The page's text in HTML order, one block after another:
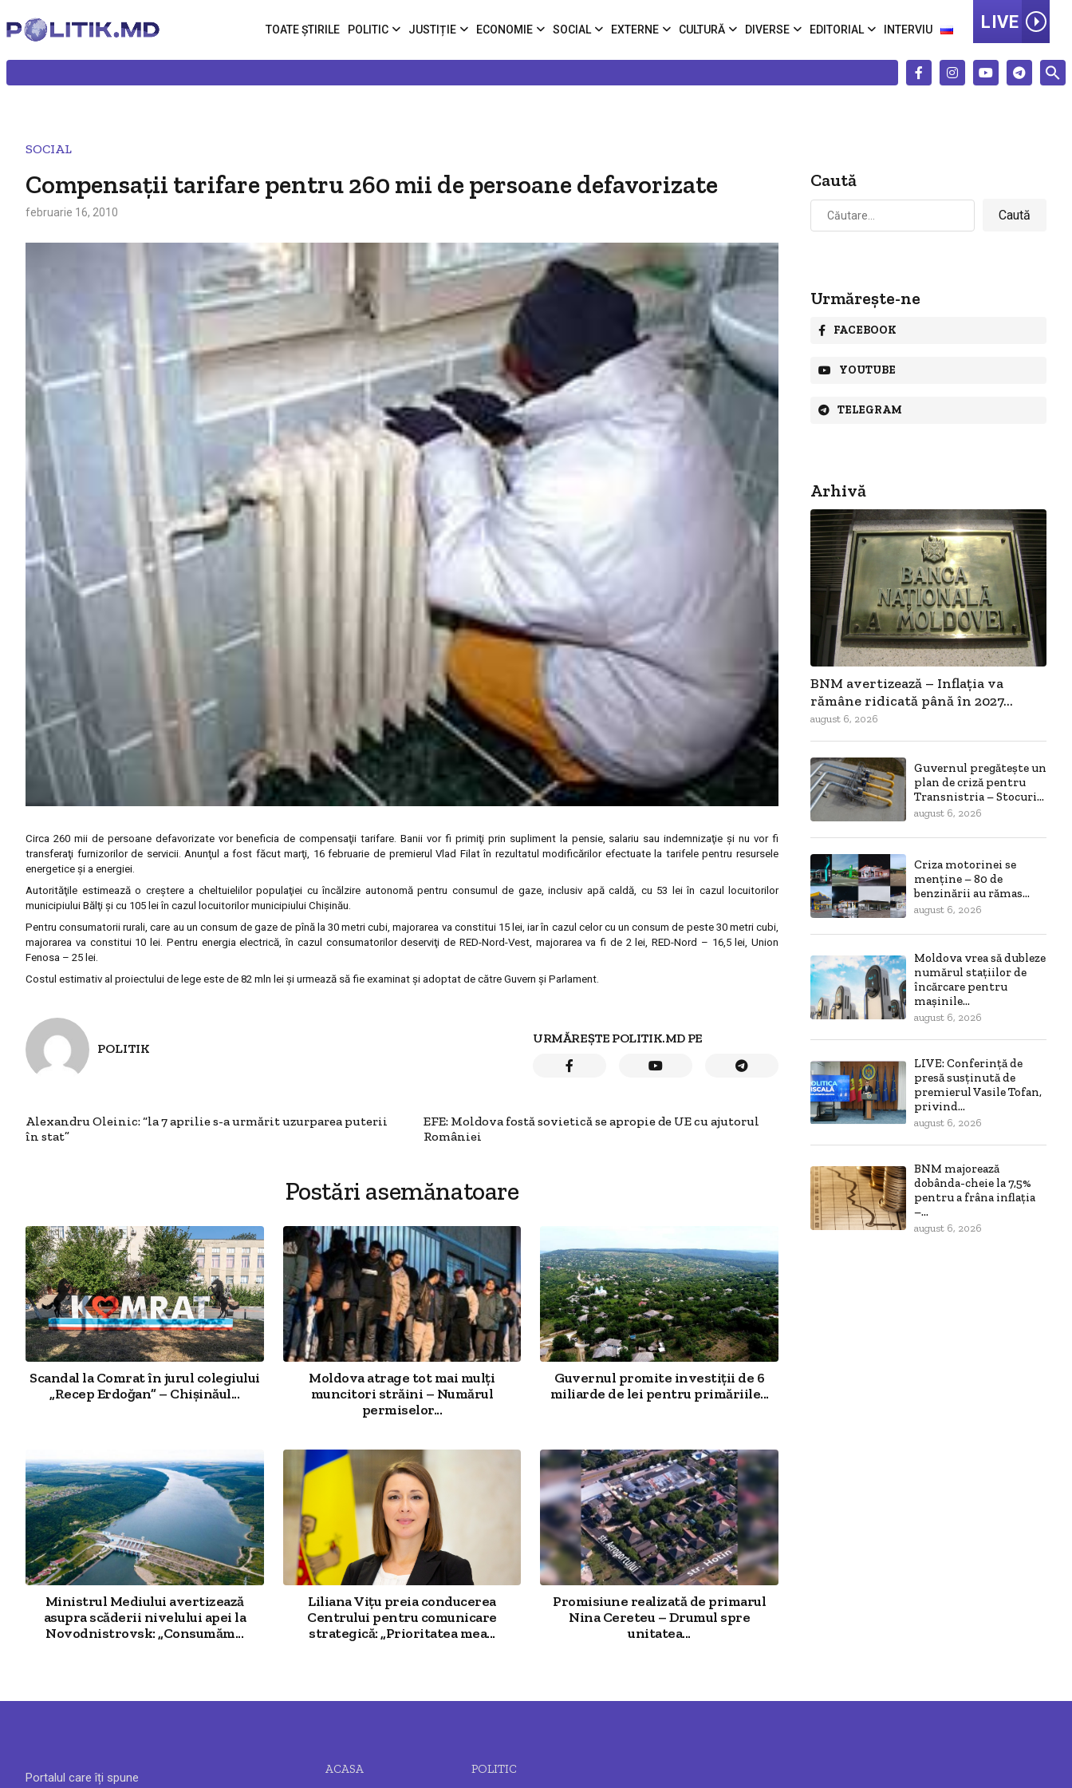
TOATE ȘTIRILE POLITIC JUSTIȚIE ECONOMIE SOCIAL EXTERNE CULTURĂ DIVERSE EDITORIAL INTERVIU LIVE
SOCIAL
Compensaţii tarifare pentru 260 mii de persoane defavorizate
februarie 16, 2010
Circa 260 mii de persoane defavorizate vor beneficia de compensaţii tarifare. Banii vor fi primiţi prin supliment la pensie, salariu sau indemnizaţie şi nu vor fi
transferaţi furnizorilor de servicii. Anunţul a fost făcut marţi, 16 februarie de premierul Vlad Filat în rezultatul modificărilor efectuate la tarifele pentru resursele
energetice şi a energiei.
Autorităţile estimează o creştere a cheltuielilor populaţiei cu încălzire autonomă pentru consumul de gaze, inclusiv apă caldă, cu 53 lei în cazul locuitorilor
municipiului Bălţi şi cu 105 lei în cazul locuitorilor municipiului Chişinău.
Pentru consumatorii rurali, care au un consum de gaze de pînă la 30 metri cubi, majorarea va constitui 15 lei, iar în cazul celor cu un consum de peste 30 metri cubi,
majorarea va constitui 10 lei. Pentru energia electrică, în cazul consumatorilor deserviţi de RED-Nord-Vest, majorarea va fi de 2 lei, RED-Nord – 16,5 lei, Union
Fenosa – 25 lei.
Costul estimativ al proiectului de lege este de 82 mln lei şi urmează să fie examinat şi adoptat de către Guvern şi Parlament.
POLITIK
URMĂREȘTE POLITIK.MD PE
Alexandru Oleinic: “la 7 aprilie s-a urmărit uzurparea puterii
în stat”
EFE: Moldova fostă sovietică se apropie de UE cu ajutorul
României
Postări asemănatoare
Scandal la Comrat în jurul colegiului
„Recep Erdoğan” – Chișinăul...
Moldova atrage tot mai mulți
muncitori străini – Numărul
permiselor...
Guvernul promite investiții de 6
miliarde de lei pentru primăriile...
Ministrul Mediului avertizează
asupra scăderii nivelului apei la
Novodnistrovsk: „Consumăm...
Liliana Vițu preia conducerea
Centrului pentru comunicare
strategică: „Prioritatea mea...
Promisiune realizată de primarul
Nina Cereteu – Drumul spre
unitatea...
Caută
Caută
după:
Urmărește-ne
FACEBOOK
YOUTUBE
TELEGRAM
Arhivă
BNM avertizează – Inflația va
rămâne ridicată până în 2027...
august 6, 2026
Guvernul pregătește un
plan de criză pentru
Transnistria – Stocuri...
august 6, 2026
Criza motorinei se
menține – 80 de
benzinării au rămas...
august 6, 2026
Moldova vrea să dubleze
numărul stațiilor de
încărcare pentru
mașinile...
august 6, 2026
LIVE: Conferință de
presă susținută de
premierul Vasile Tofan,
privind...
august 6, 2026
BNM majorează
dobânda-cheie la 7,5%
pentru a frâna inflația
–...
august 6, 2026
Portalul care îți spune
ACASA POLITIC